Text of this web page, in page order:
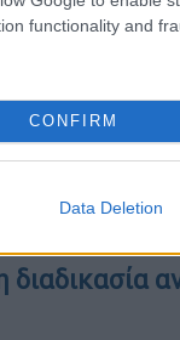
functionality and
CONFIRM
Data Deletion
-